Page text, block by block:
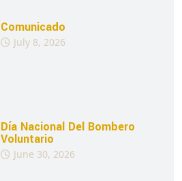
Comunicado
July 8, 2026
Día Nacional Del Bombero
Voluntario
June 30, 2026